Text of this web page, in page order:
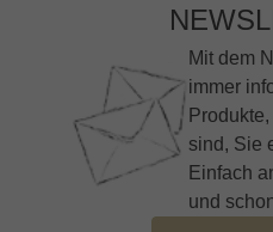
Mit dem
immer
sind, Sie
Einfach
und